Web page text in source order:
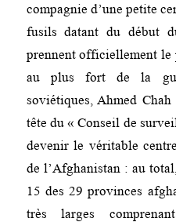
compagnie d’une petite
fusils datant du début
prennent officiellement le
au plus fort de la
soviétiques, Ahmed
tête du « Conseil de
devenir le véritable
de l’Afghanistan : au
15 des 29 provinces
très larges